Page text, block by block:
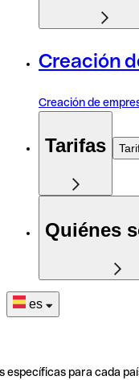
Creación
Creación de
Tarifas
Quiénes
es
específicas para cada